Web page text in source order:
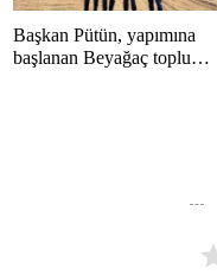
Başkan Pütün, yapımına
başlanan Beyağaç toplu